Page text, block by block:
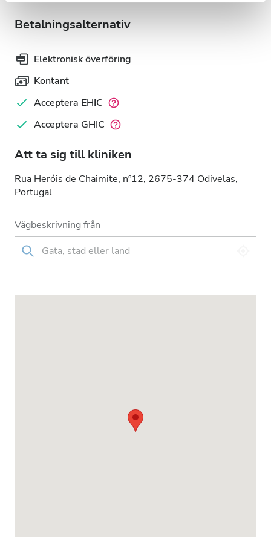
Betalningsalternativ
Elektronisk överföring
Kontant
Acceptera EHIC
Acceptera GHIC
Att ta sig till kliniken
Rua Heróis de Chaimite, nº12, 2675-374 Odivelas,
Portugal
Vägbeskrivning från